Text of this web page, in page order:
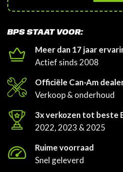
BPS STAAT VOOR:
Meer dan 17 jaar
Actief sinds 2008
Officiële Can-Am
Verkoop & onderhoud
3x verkozen tot beste
2022, 2023 & 2025
Ruime voorraad
Snel geleverd